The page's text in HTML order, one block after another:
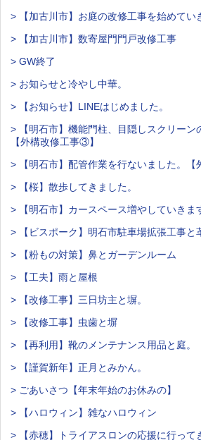
> 【加古川市】お庭の改修工事を始めてい
> 【加古川市】数寄屋門門戸改修工事
> GW終了
> お知らせと冷やし中華。
> 【お知らせ】LINEはじめました。
> 【明石市】機能門柱、目隠しスクリーン
【外構改修工事③】
> 【明石市】配管作業を行ないました。【
> 【桜】散歩してきました。
> 【明石市】カースペース増やしていきま
> 【ビスポーク】明石市駐車場拡張工事と
> 【粉もの対策】鼻とガーデンルーム
> 【工夫】雨と屋根
> 【改修工事】三日坊主と塀。
> 【改修工事】虫歯と塀
> 【再利用】靴のメンテナンス用品と庭。
> 【謹賀新年】正月とみかん。
> ごあいさつ【年末年始のお休みの】
> 【ハロウィン】雑なハロウィン
> 【赤穂】トライアスロンの応援に行って